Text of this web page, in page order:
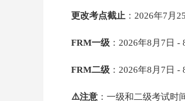
更改考点截止 ：2026年7月
FRM一级：2026年8月7日 -
FRM二级：2026年8月7日 -
⚠️注意：一级和二级考试时